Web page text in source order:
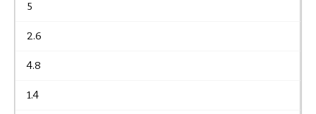
5
2.6
4.8
1.4